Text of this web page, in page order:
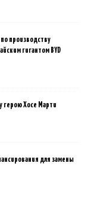
производству
гигантом BYD
герою Хосе Марти
для замены